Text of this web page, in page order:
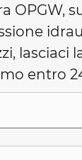
OPGW,
lasciaci
entro